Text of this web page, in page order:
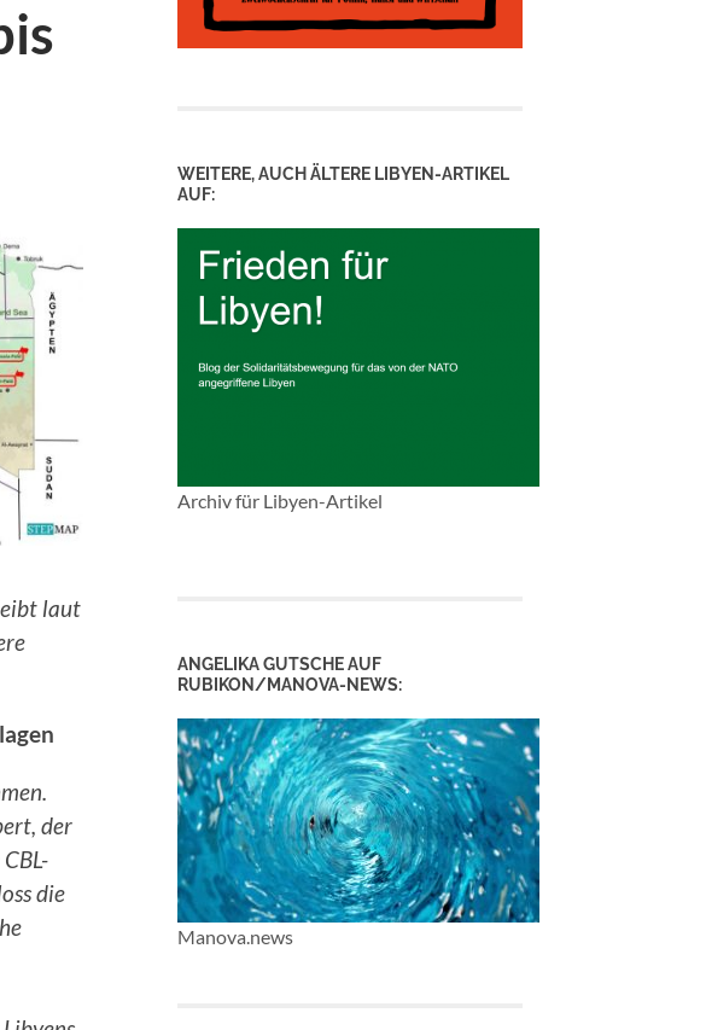
laut
der
die
WEITERE, AUCH ÄLTERE LIBYEN-ARTIKEL
AUF:
Archiv für Libyen-Artikel
ANGELIKA GUTSCHE AUF
RUBIKON/MANOVA-NEWS:
Manova.news